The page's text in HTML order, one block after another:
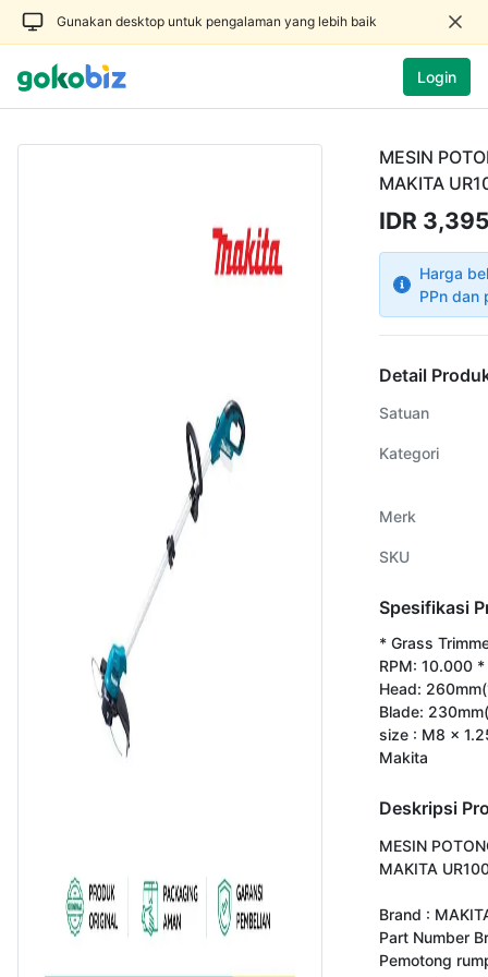
Gunakan desktop untuk pengalaman yang lebih baik
Login
MESIN
MAKITA
IDR
Harga
PPn dan
Detail
Satuan
Kategori
Merk
SKU
Spesifikasi
* Grass
RPM: 10.000
Head:
Blade:
size : M8 x
Makita
Deskripsi
MESIN
MAKITA
Brand :
Part Number
Pemotong